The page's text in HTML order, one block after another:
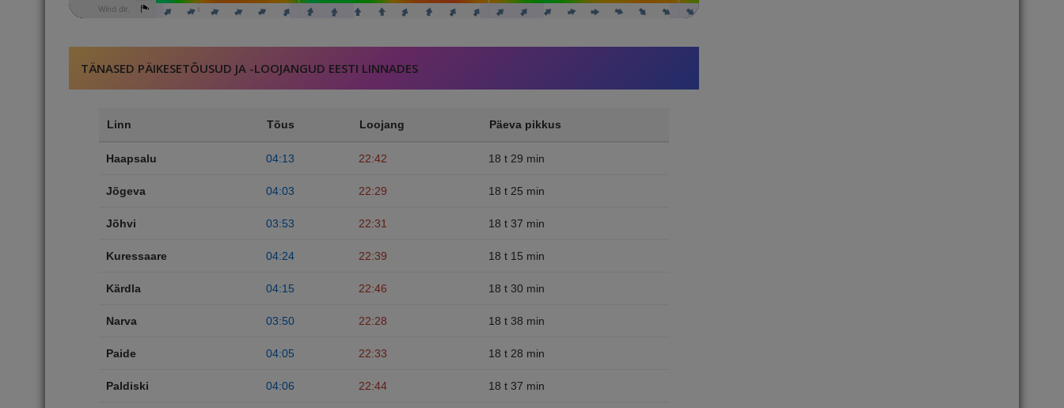
TÄNASED PÄIKESETÕUSUD JA -LOOJANGUD EESTI LINNADES
Linn Tõus Loojang Päeva pikkus
Haapsalu 04:13 22:42 18 t 29 min
Jõgeva 04:03 22:29 18 t 25 min
Jõhvi 03:53 22:31 18 t 37 min
Kuressaare 04:24 22:39 18 t 15 min
Kärdla 04:15 22:46 18 t 30 min
Narva 03:50 22:28 18 t 38 min
Paide 04:05 22:33 18 t 28 min
Paldiski 04:06 22:44 18 t 37 min